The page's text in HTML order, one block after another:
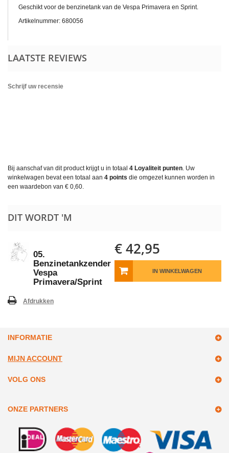
Geschikt voor de benzinetank van de Vespa Primavera en Sprint.
Artikelnummer: 680056
LAATSTE REVIEWS
Schrijf uw recensie
Bij aanschaf van dit product krijgt u in totaal 4 Loyaliteit punten. Uw
winkelwagen bevat een totaal aan 4 points die omgezet kunnen worden in
een waardebon van € 0,60.
DIT WORDT 'M
05.
Benzinetankzender
Vespa
Primavera/Sprint
€ 42,95
IN WINKELWAGEN
Afdrukken
INFORMATIE
MIJN ACCOUNT
VOLG ONS
ONZE PARTNERS